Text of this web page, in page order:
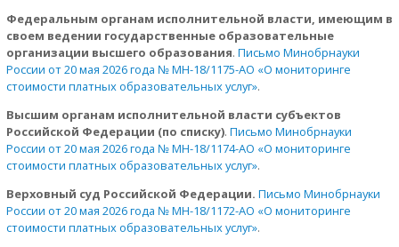
Федеральным органам исполнительной власти, имеющим в
своем ведении государственные образовательные
организации высшего образования. Письмо Минобрнауки
России от 20 мая 2026 года № МН-18/1175-АО «О мониторинге
стоимости платных образовательных услуг».
Высшим органам исполнительной власти субъектов
Российской Федерации (по списку). Письмо Минобрнауки
России от 20 мая 2026 года № МН-18/1174-АО «О мониторинге
стоимости платных образовательных услуг».
Верховный суд Российской Федерации. Письмо Минобрнауки
России от 20 мая 2026 года № МН-18/1172-АО «О мониторинге
стоимости платных образовательных услуг».